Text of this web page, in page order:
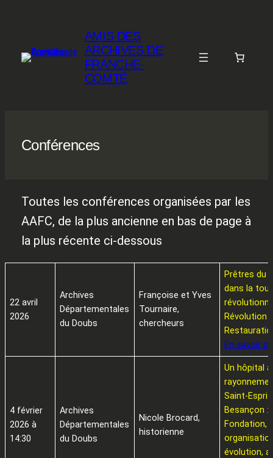
AMIS DES
ARCHIVES DE
FRANCHE-
COMTÉ
Conférences
Toutes les conférences organisées par les
AAFC, de la plus ancienne en bas de page à
la plus récente ci-dessous
22 avril
2026
Archives
Départementales
du Doubs
Françoise et Yves
Tournaire,
chercheurs
Prêtres du
dans la
Révolution
En savoir
4 février
2026 à
14:30
Archives
Départementales
du Doubs
Nicole Brocard,
historienne
Un hôpital
Saint-Esprit
Besançon :
Fondation,
évolution,